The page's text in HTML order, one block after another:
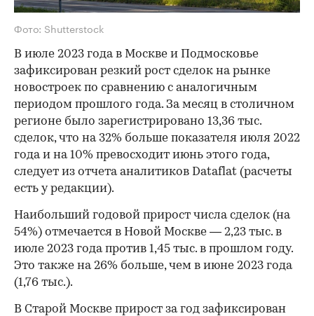
Фото: Shutterstock
В июле 2023 года в Москве и Подмосковье
зафиксирован резкий рост сделок на рынке
новостроек по сравнению с аналогичным
периодом прошлого года. За месяц в столичном
регионе было зарегистрировано 13,36 тыс.
сделок, что на 32% больше показателя июля 2022
года и на 10% превосходит июнь этого года,
следует из отчета аналитиков Dataflat (расчеты
есть у редакции).
Наибольший годовой прирост числа сделок (на
54%) отмечается в Новой Москве — 2,23 тыс. в
июле 2023 года против 1,45 тыс. в прошлом году.
Это также на 26% больше, чем в июне 2023 года
(1,76 тыс.).
В Старой Москве прирост за год зафиксирован